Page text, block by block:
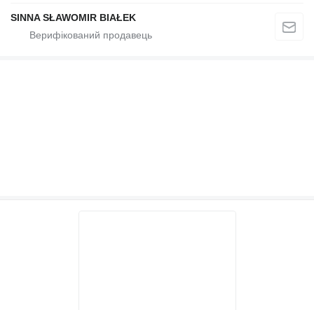
SINNA SŁAWOMIR BIAŁEK